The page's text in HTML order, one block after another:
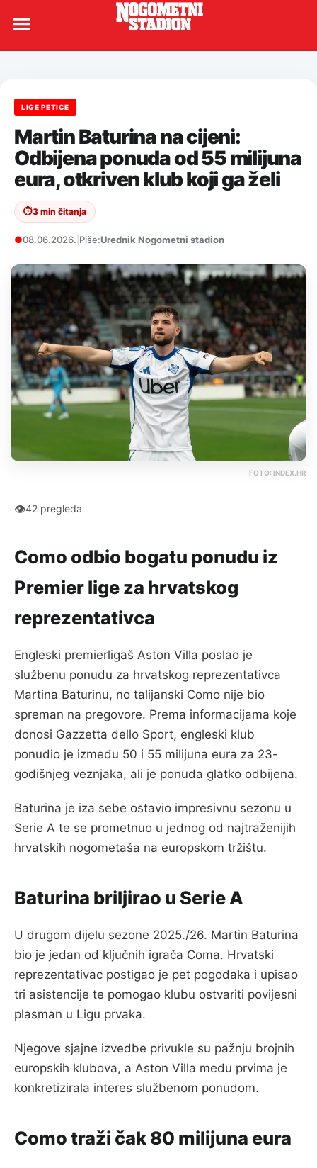
LIGE PETICE
Martin Baturina na cijeni:
Odbijena ponuda od 55 milijuna
eura, otkriven klub koji ga želi
⏱3 min čitanja
●08.06.2026. Piše:Urednik Nogometni stadion
FOTO: INDEX.HR
👁42 pregleda
Como odbio bogatu ponudu iz
Premier lige za hrvatskog
reprezentativca
Engleski premierligaš Aston Villa poslao je
službenu ponudu za hrvatskog reprezentativca
Martina Baturinu, no talijanski Como nije bio
spreman na pregovore. Prema informacijama koje
donosi Gazzetta dello Sport, engleski klub
ponudio je između 50 i 55 milijuna eura za 23-
godišnjeg veznjaka, ali je ponuda glatko odbijena.
Baturina je iza sebe ostavio impresivnu sezonu u
Serie A te se prometnuo u jednog od najtraženijih
hrvatskih nogometaša na europskom tržištu.
Baturina briljirao u Serie A
U drugom dijelu sezone 2025./26. Martin Baturina
bio je jedan od ključnih igrača Coma. Hrvatski
reprezentativac postigao je pet pogodaka i upisao
tri asistencije te pomogao klubu ostvariti povijesni
plasman u Ligu prvaka.
Njegove sjajne izvedbe privukle su pažnju brojnih
europskih klubova, a Aston Villa među prvima je
konkretizirala interes službenom ponudom.
Como traži čak 80 milijuna eura